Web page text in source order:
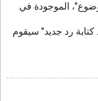
الموجودة في
رد جديد" سيقوم